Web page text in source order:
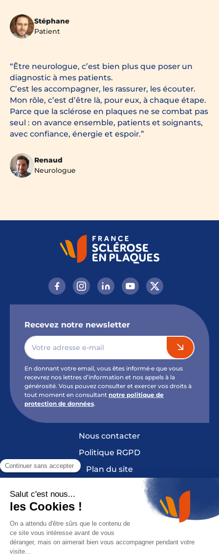
Stéphane
Patient
Être neurologue, c’est bien plus que poser un
diagnostic à mes patients.
C’est les accompagner, les rassurer, les écouter.
Mon rôle, c’est d’être là, pour eux, à chaque étape.
Parce que la sclérose en plaques ne se combat pas
seul : on avance ensemble, patients et soignants,
avec confiance, énergie et espoir.
Renaud
Neurologue
Recevez notre newsletter
En donnant votre email, vous êtes informé·e que vous
recevrez nos lettres d’information et nos appels à la
générosité. Vous pouvez consulter et exercer vos droits à
tout moment en consultant notre politique de
protection de données.
Nous contacter
Politique RGPD
Plan du site
Mentions légales et crédits